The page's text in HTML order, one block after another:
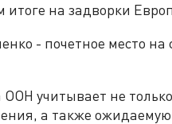
итоге на задворки
- почетное место
учитывает не
а также